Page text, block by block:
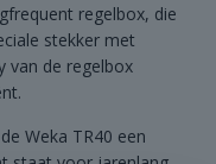
regelbox, die
stekker met
van de regelbox
Weka TR40 een